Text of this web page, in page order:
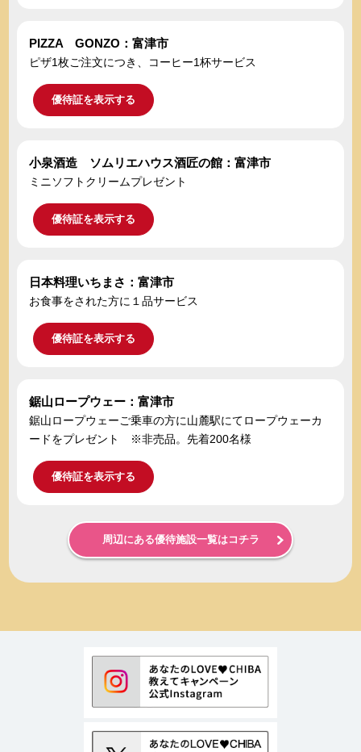
PIZZA GONZO：富津市
ピザ1枚ご注文につき、コーヒー1杯サービス
優待証を表示する
小泉酒造 ソムリエハウス酒匠の館：富津市
ミニソフトクリームプレゼント
優待証を表示する
日本料理いちまさ：富津市
お食事をされた方に１品サービス
優待証を表示する
鋸山ロープウェー：富津市
鋸山ロープウェーご乗車の方に山麓駅にてロープウェーカ
ードをプレゼント ※非売品。先着200名様
優待証を表示する
周辺にある優待施設一覧はコチラ